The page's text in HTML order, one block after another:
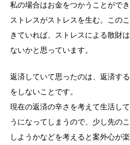
私の場合はお金をつかうことがで
ストレスがストレスを生む。この
きていれば、ストレスによる散財
ないかと思っています。
返済していて思ったのは、返済す
をしないことです。
現在の返済の辛さを考えて生活し
うになってしまうので、少し先の
しようかなどを考えると案外心が楽